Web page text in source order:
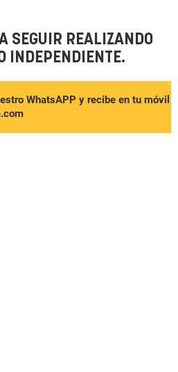
SEGUIR REALIZANDO
INDEPENDIENTE.
WhatsAPP y recibe en tu móvil